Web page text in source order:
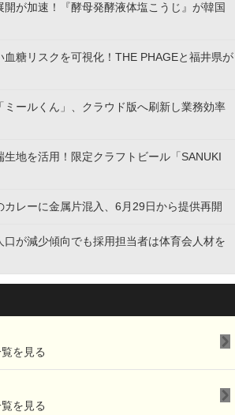
開が加速！『酵母発酵液体塩こうじ』が韓国
血糖リスクを可視化！THE PHAGEと福井県が
ミールくん」、クラウド版へ刷新し業務効率
生地を活用！限定クラフトビール「SANUKI
カレーに金属片混入、6月29日から提供再開
口が減少傾向でも採用担当者は体育会人材を
を見る
を見る